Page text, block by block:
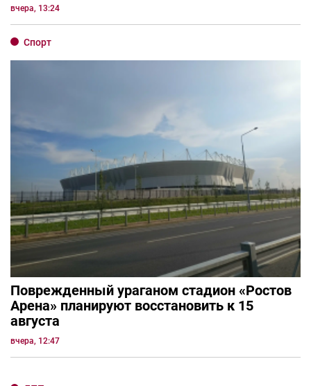
вчера, 13:24
Спорт
Поврежденный ураганом стадион «Ростов
Арена» планируют восстановить к 15
августа
вчера, 12:47